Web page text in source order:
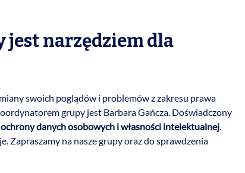
jest narzędziem dla
swoich poglądów i problemów z zakresu prawa
grupy jest Barbara Gańcza. Doświadczony
danych osobowych i własności intelektualnej.
Zapraszamy na nasze grupy oraz do sprawdzenia